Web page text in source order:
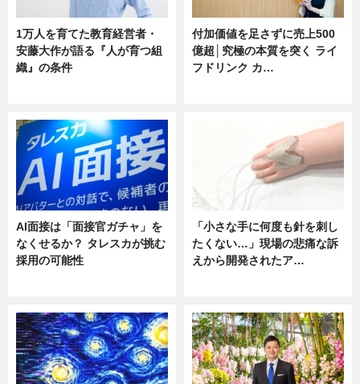
1万人を育てた教育経営者・
安藤大作が語る『人が育つ組
織』の条件
付加価値を足さずに売上500
億超│究極の本質を突く ライ
フドリンク カ…
AI面接は「面接官ガチャ」を
なくせるか？ タレスカが挑む
採用の可能性
「小さな手に何度も針を刺し
たくない…」現場の悲痛な訴
えから開発されたア…